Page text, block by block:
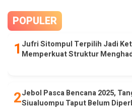
POPULER
Jufri Sitompul Terpilih Jadi
Memperkuat Struktur
Jebol Pasca Bencana 2025,
Siualuompu Taput Belum